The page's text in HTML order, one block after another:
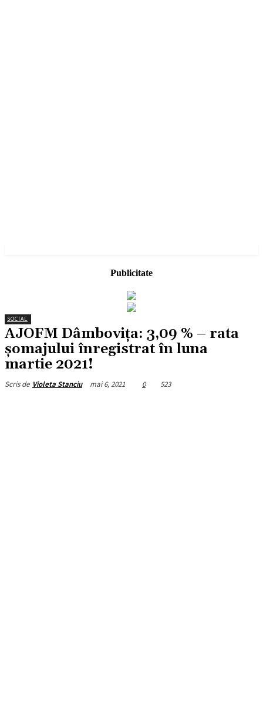
Publicitate
SOCIAL
AJOFM Dâmbovița: 3,09 % – rata
şomajului înregistrat în luna
martie 2021!
Scris de Violeta Stanciu mai 6, 2021 0 523